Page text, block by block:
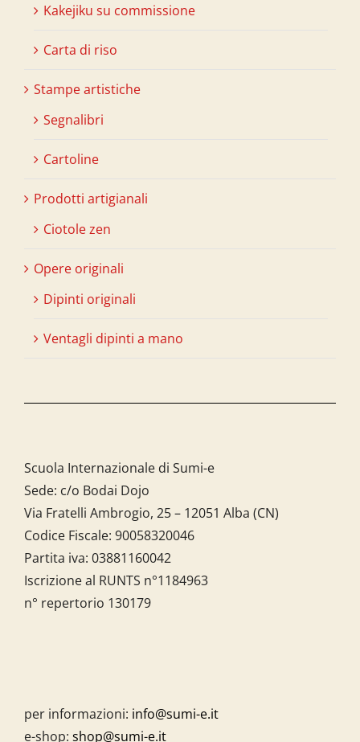
Kakejiku su commissione
Carta di riso
Stampe artistiche
Segnalibri
Cartoline
Prodotti artigianali
Ciotole zen
Opere originali
Dipinti originali
Ventagli dipinti a mano
Scuola Internazionale di Sumi-e
Sede: c/o Bodai Dojo
Via Fratelli Ambrogio, 25 – 12051 Alba (CN)
Codice Fiscale: 90058320046
Partita iva: 03881160042
Iscrizione al RUNTS n°1184963
n° repertorio 130179
per informazioni: info@sumi-e.it
e-shop: shop@sumi-e.it